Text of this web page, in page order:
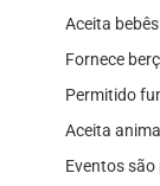
Aceita
Fornece
Permitido
Aceita
Eventos